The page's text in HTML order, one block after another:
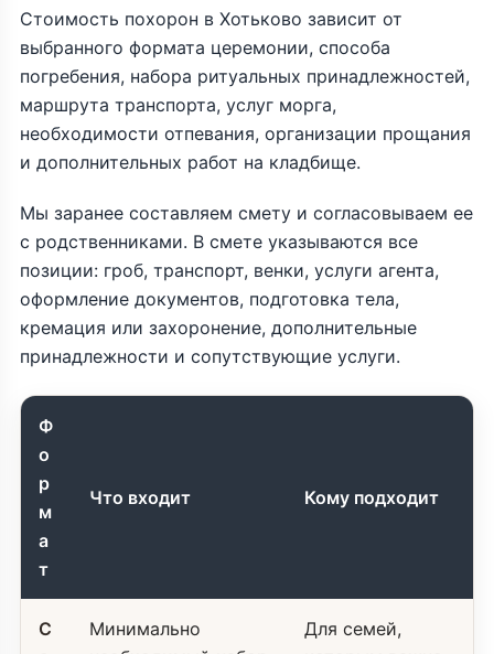
Стоимость похорон в Хотьково зависит от
выбранного формата церемонии, способа
погребения, набора ритуальных принадлежностей,
маршрута транспорта, услуг морга,
необходимости отпевания, организации прощания
и дополнительных работ на кладбище.
Мы заранее составляем смету и согласовываем ее
с родственниками. В смете указываются все
позиции: гроб, транспорт, венки, услуги агента,
оформление документов, подготовка тела,
кремация или захоронение, дополнительные
принадлежности и сопутствующие услуги.
Ф
о
р
м
а
т
Что входит Кому подходит
С
Минимально
Для семей,